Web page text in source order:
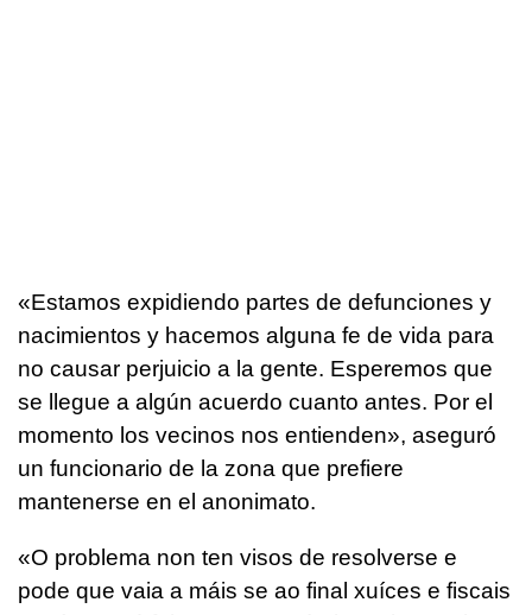
«Estamos expidiendo partes de defunciones y
nacimientos y hacemos alguna fe de vida para
no causar perjuicio a la gente. Esperemos que
se llegue a algún acuerdo cuanto antes. Por el
momento los vecinos nos entienden», aseguró
un funcionario de la zona que prefiere
mantenerse en el anonimato.
«O problema non ten visos de resolverse e
pode que vaia a máis se ao final xuíces e fiscais